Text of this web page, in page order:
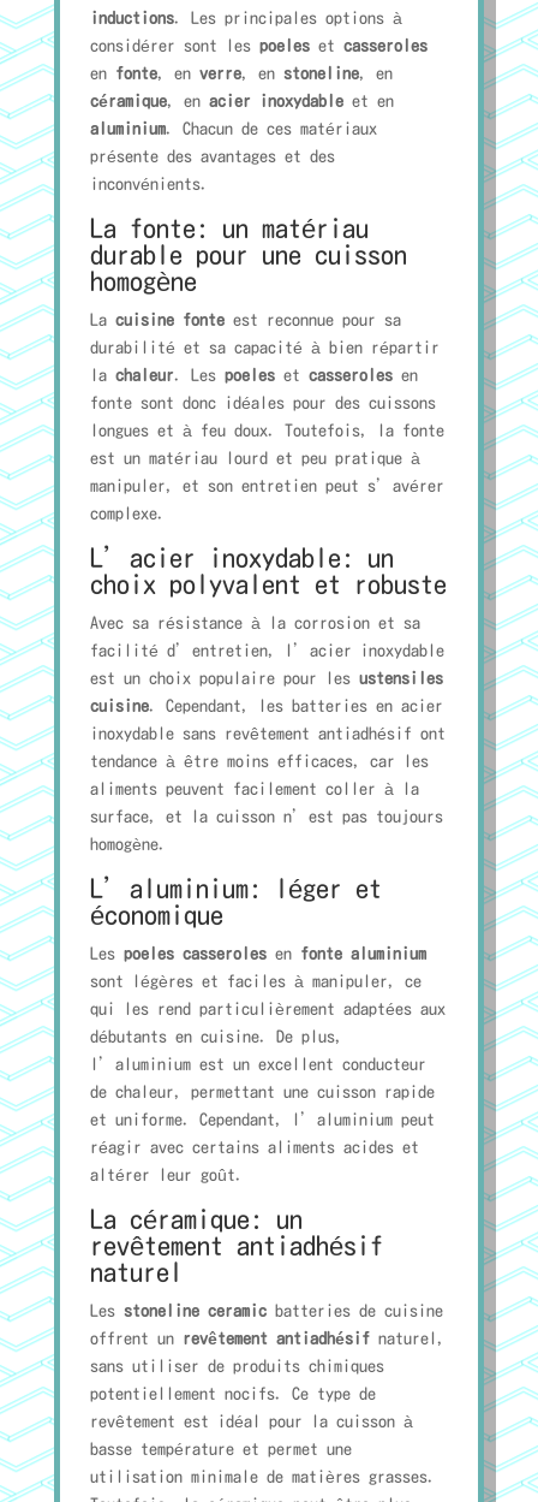
inductions. Les principales options à
considérer sont les poeleset casseroles
en fonte, en verre, en stoneline, en
céramique, en acier inoxydableet en
aluminium. Chacun de ces matériaux
présente des avantages et des
inconvénients.
La fonte: un matériau
durable pour une cuisson
homogène
La cuisine fonteest reconnue pour sa
durabilité et sa capacité à bien répartir
la chaleur. Les poeleset casserolesen
fonte sont donc idéales pour des cuissons
longues et à feu doux. Toutefois, la fonte
est un matériau lourd et peu pratique à
manipuler, et son entretien peut s’avérer
complexe.
L’acier inoxydable: un
choix polyvalent et robuste
Avec sa résistance à la corrosion et sa
facilité d’entretien, l’acier inoxydable
est un choix populaire pour les ustensiles
cuisine. Cependant, les batteries en acier
inoxydable sans revêtement antiadhésif ont
tendance à être moins efficaces, car les
aliments peuvent facilement coller à la
surface, et la cuisson n’est pas toujours
homogène.
L’aluminium: léger et
économique
Les poeles casserolesen fonte aluminium
sont légères et faciles à manipuler, ce
qui les rend particulièrement adaptées aux
débutants en cuisine. De plus,
l’aluminium est un excellent conducteur
de chaleur, permettant une cuisson rapide
et uniforme. Cependant, l’aluminium peut
réagir avec certains aliments acides et
altérer leur goût.
La céramique: un
revêtement antiadhésif
naturel
Les stoneline ceramicbatteries de cuisine
offrent un revêtement antiadhésifnaturel,
sans utiliser de produits chimiques
potentiellement nocifs. Ce type de
revêtement est idéal pour la cuisson à
basse température et permet une
utilisation minimale de matières grasses.